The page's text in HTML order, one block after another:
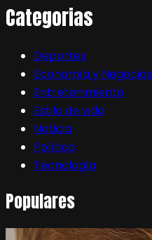
Categorias
Deportes
Economía y Negocios
Entretenimiento
Estilo de vida
Noticia
Política
Tecnología
Populares